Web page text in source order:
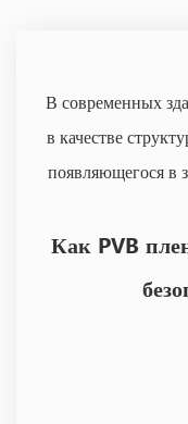
В современных
в качестве
появляющегося в
Как PVB